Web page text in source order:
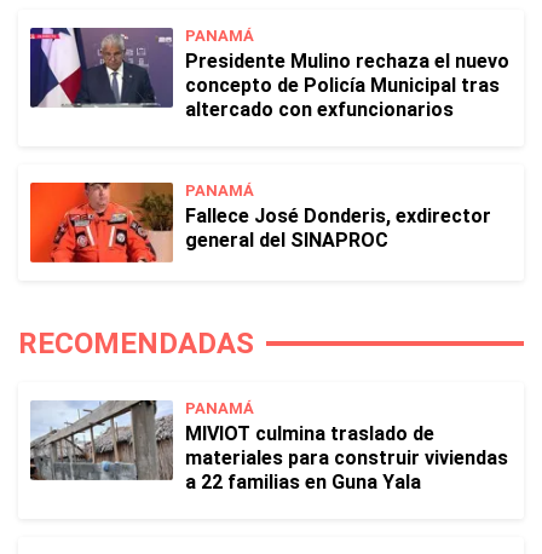
PANAMÁ
Presidente Mulino rechaza el nuevo
concepto de Policía Municipal tras
altercado con exfuncionarios
PANAMÁ
Fallece José Donderis, exdirector
general del SINAPROC
RECOMENDADAS
PANAMÁ
MIVIOT culmina traslado de
materiales para construir viviendas
a 22 familias en Guna Yala